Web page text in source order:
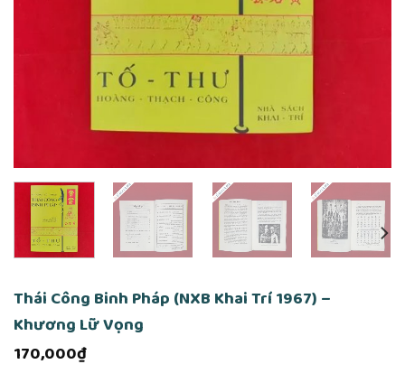
Thái Công Binh Pháp (NXB Khai Trí 1967) –
Khương Lữ Vọng
170,000₫